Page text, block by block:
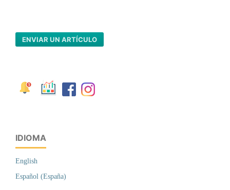
ENVIAR UN ARTÍCULO
IDIOMA
English
Español (España)